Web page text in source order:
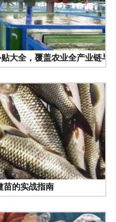
大全，覆盖农业全产业链与
苗的实战指南